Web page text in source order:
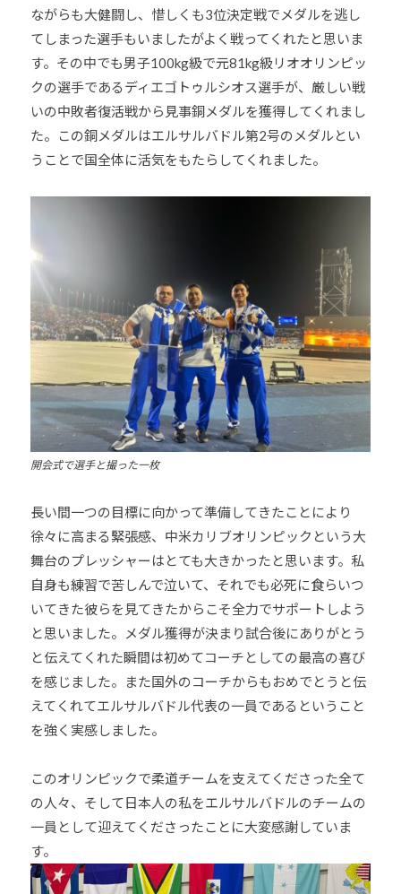
ながらも大健闘し、惜しくも3位決定戦でメダルを逃し
てしまった選手もいましたがよく戦ってくれたと思いま
す。その中でも男子100kg級で元81kg級リオオリンピッ
クの選手であるディエゴトゥルシオス選手が、厳しい戦
いの中敗者復活戦から見事銅メダルを獲得してくれまし
た。この銅メダルはエルサルバドル第2号のメダルとい
うことで国全体に活気をもたらしてくれました。
開会式で選手と撮った一枚
長い間一つの目標に向かって準備してきたことにより
徐々に高まる緊張感、中米カリブオリンピックという大
舞台のプレッシャーはとても大きかったと思います。私
自身も練習で苦しんで泣いて、それでも必死に食らいつ
いてきた彼らを見てきたからこそ全力でサポートしよう
と思いました。メダル獲得が決まり試合後にありがとう
と伝えてくれた瞬間は初めてコーチとしての最高の喜び
を感じました。また国外のコーチからもおめでとうと伝
えてくれてエルサルバドル代表の一員であるということ
を強く実感しました。
このオリンピックで柔道チームを支えてくださった全て
の人々、そして日本人の私をエルサルバドルのチームの
一員として迎えてくださったことに大変感謝していま
す。